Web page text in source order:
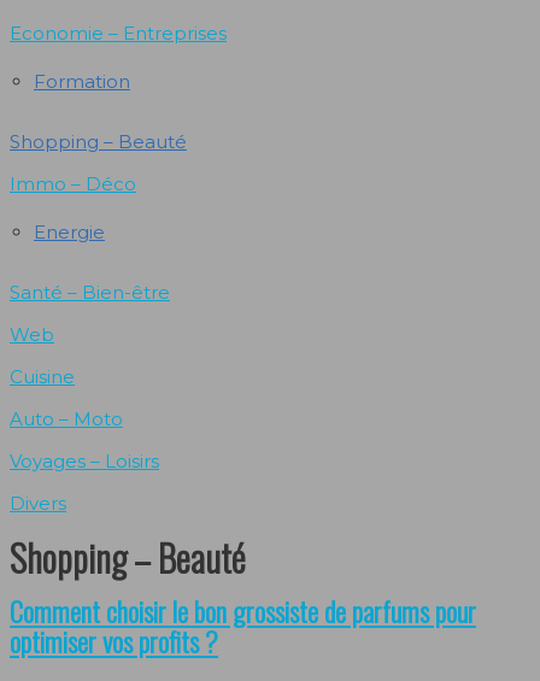
Economie – Entreprises
Formation
Shopping – Beauté
Immo – Déco
Energie
Santé – Bien-être
Web
Cuisine
Auto – Moto
Voyages – Loisirs
Divers
Shopping – Beauté
Comment choisir le bon grossiste de parfums pour
optimiser vos profits ?